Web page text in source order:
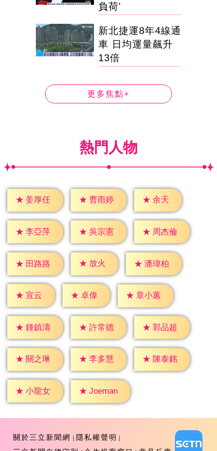
負荷'
新北捷運8年4線通
車 日均運量飆升
13倍
更多焦點+
熱門人物
★ 姜厚任 ★ 曹雨婷 ★ 余天
★ 李亞萍 ★ 吳宗憲 ★ 周杰倫
★ 田路路 ★ 放火 ★ 潘瑋柏
★ 宣云 ★ 卓偉 ★ 章小蕙
★ 鍾鎮濤 ★ 許常德 ★ 郭品超
★ 關之琳 ★ 李多慧 ★ 陳泰銘
★ 小龍女 ★ Joeman
關於三立新聞網
隱私權聲明